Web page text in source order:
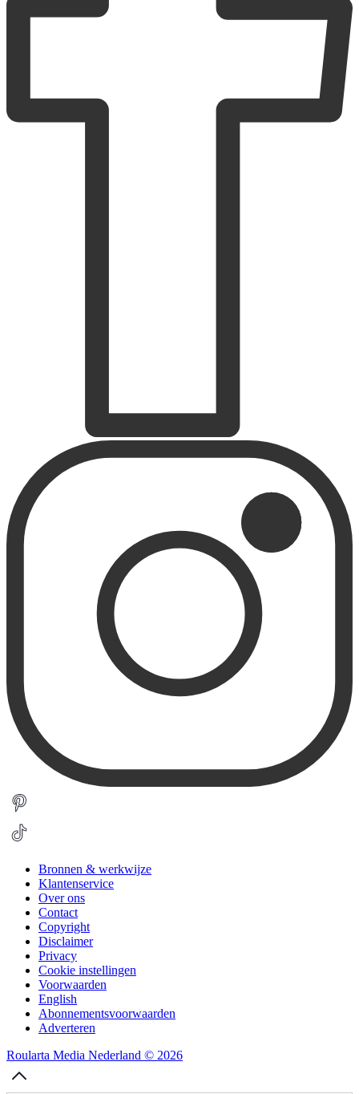
Bronnen & werkwijze
Klantenservice
Over ons
Contact
Copyright
Disclaimer
Privacy
Cookie instellingen
Voorwaarden
English
Abonnementsvoorwaarden
Adverteren
Roularta Media Nederland © 2026